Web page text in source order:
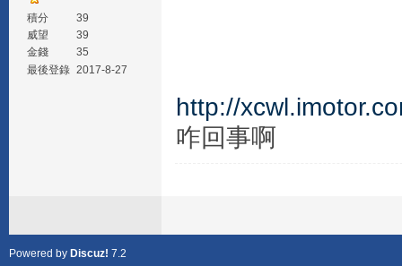
積分
39
威望
39
金錢
35
最後登錄 2017-8-27
http://
咋回事啊
Powered by Discuz! 7.2